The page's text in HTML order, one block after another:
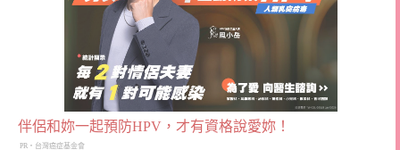
伴侶和妳一起預防HPV，才有資格說愛妳！
PR・台灣癌症基金會